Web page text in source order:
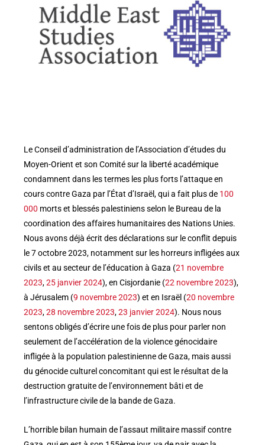
Le Conseil d’administration de l’Association d’études du
Moyen-Orient et son Comité sur la liberté académique
condamnent dans les termes les plus forts l’attaque en
cours contre Gaza par l’État d’Israël, qui a fait plus de 100
000 morts et blessés palestiniens selon le Bureau de la
coordination des affaires humanitaires des Nations Unies.
Nous avons déjà écrit des déclarations sur le conflit depuis
le 7 octobre 2023, notamment sur les horreurs infligées aux
civils et au secteur de l’éducation à Gaza (21 novembre
2023,25 janvier 2024), en Cisjordanie (22 novembre 2023),
à Jérusalem (9 novembre 2023) et en Israël (20 novembre
2023,28 novembre 2023,23 janvier 2024). Nous nous
sentons obligés d’écrire une fois de plus pour parler non
seulement de l’accélération de la violence génocidaire
infligée à la population palestinienne de Gaza, mais aussi
du génocide culturel concomitant qui est le résultat de la
destruction gratuite de l’environnement bâti et de
l’infrastructure civile de la bande de Gaza.
L’horrible bilan humain de l’assaut militaire massif contre